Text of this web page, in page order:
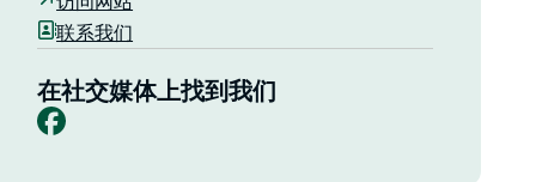
联系我们
在社交媒体上找到我们
Facebook